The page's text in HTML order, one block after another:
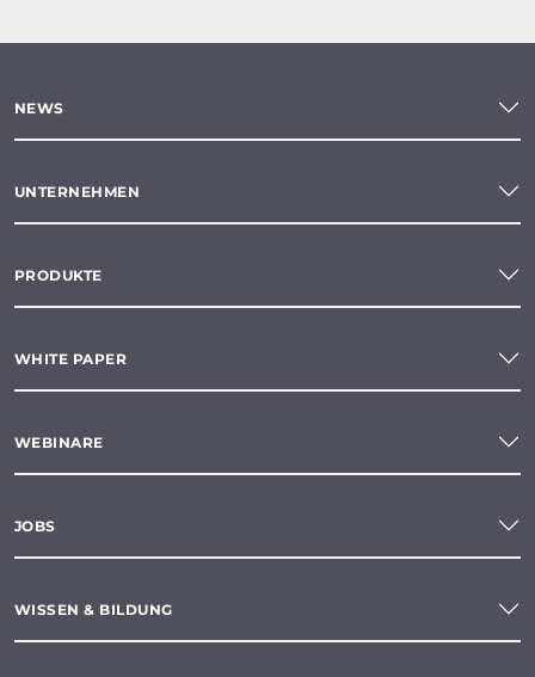
NEWS
UNTERNEHMEN
PRODUKTE
WHITE PAPER
WEBINARE
JOBS
WISSEN & BILDUNG